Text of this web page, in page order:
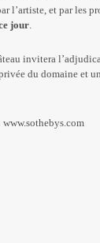
l’artiste, et par les
jour.
invitera
du domaine et
www.sothebys.com